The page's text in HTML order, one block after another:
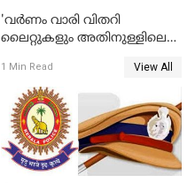
'വര്‍ണം വാരി വിതറി
ലൈറ്റുകളും അതിനുള്ളിലെ
അണിഞ്ഞൊരുങ്ങി എസ് ബി
കോളേജ് മൈതാനം
1 Min Read View All